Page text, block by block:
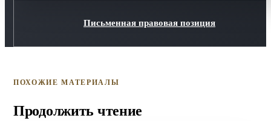
Письменная правовая позиция
ПОХОЖИЕ МАТЕРИАЛЫ
Продолжить чтение